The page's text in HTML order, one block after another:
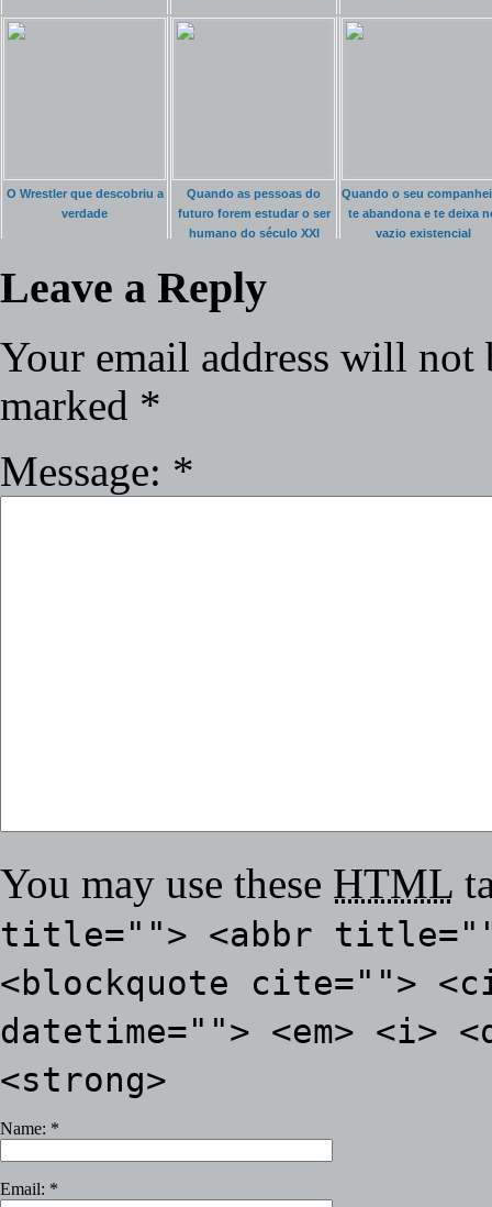
O Wrestler que descobriu a
verdade
Quando as pessoas do
futuro forem estudar o ser
humano do século XXI
Quando o seu
te abandona e te deixa
vazio existencial
Leave a Reply
Your email address will not
marked *
Message: *
You may use these HTML
title=""> <abbr
<blockquote cite="">
datetime=""> <em> <i>
<strong>
Name: *
Email: *